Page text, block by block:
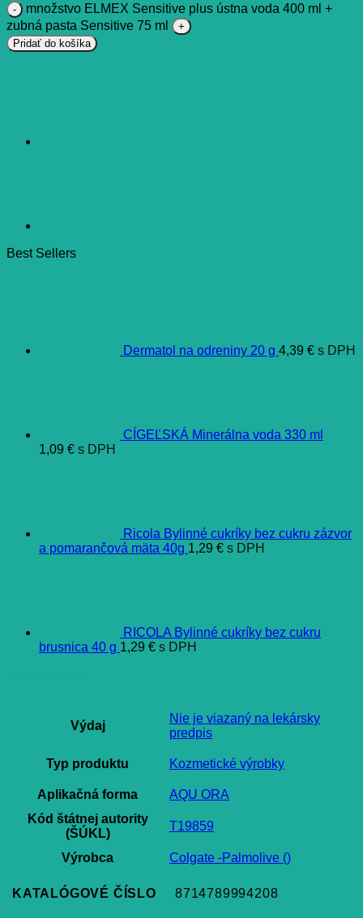
množstvo ELMEX Sensitive plus ústna voda 400 ml +
zubná pasta Sensitive 75 ml
Pridať do košíka
Best Sellers
Dermatol na odreniny 20 g 4,39 € s DPH
CÍGEĽSKÁ Minerálna voda 330 ml
1,09 € s DPH
Ricola Bylinné cukríky bez cukru zázvor
a pomarančová mäta 40g 1,29 € s DPH
RICOLA Bylinné cukríky bez cukru
brusnica 40 g 1,29 € s DPH
Výdaj
Nie je viazaný na lekársky
predpis
Typ produktu Kozmetické výrobky
Aplikačná forma
AQU ORA
Kód štátnej autority
(ŠÚKL)
T19859
Výrobca Colgate -Palmolive ()
KATALÓGOVÉ ČÍSLO 8714789994208